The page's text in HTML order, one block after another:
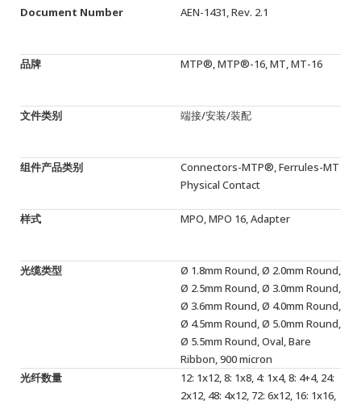
工作机会
订阅
Document Number AEN-1431, Rev. 2.1
品牌 MTP®, MTP®-16, MT, MT-16
文件类别 端接/安装/装配
组件产品类别
Connectors-MTP®, Ferrules-MT
Physical Contact
样式 MPO, MPO 16, Adapter
光缆类型
Ø 1.8mm Round, Ø 2.0mm Round,
Ø 2.5mm Round, Ø 3.0mm Round,
Ø 3.6mm Round, Ø 4.0mm Round,
Ø 4.5mm Round, Ø 5.0mm Round,
Ø 5.5mm Round, Oval, Bare
Ribbon, 900 micron
光纤数量
12: 1x12, 8: 1x8, 4: 1x4, 8: 4+4, 24:
2x12, 48: 4x12, 72: 6x12, 16: 1x16,